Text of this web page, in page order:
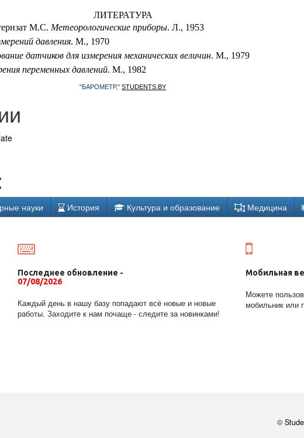
ЛИТЕРАТУРА
М.С. Метеорологические приборы. Л., 1953
давления. М., 1970
датчиков для измерения механических величин. М., 1979
переменных давлений. М., 1982
"БАРОМЕТР," STUDENTS.BY
науки История Культура и образование Медицина
Последнее обновление -
07/08/2026
Каждый день в нашу базу попадают всё новые и новые
работы. Заходите к нам почаще - следите за новинками!
Мобильная
Можете
мобильник или
©